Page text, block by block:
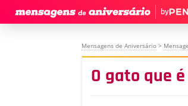
by
Mensagens de Aniversário >
O gato que